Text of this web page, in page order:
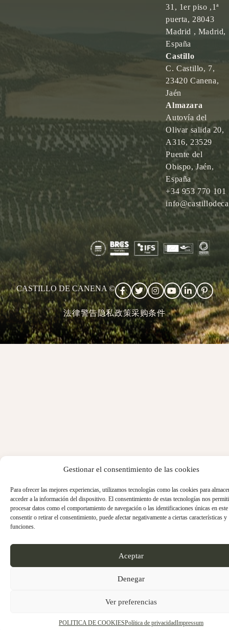
Gestionar el consentimiento de las cookies
Para ofrecer las mejores experiencias, utilizamos tecnologías como las cookies para
acceder a la información del dispositivo. El consentimiento de estas tecnologías nos
procesar datos como el comportamiento de navegación o las identificaciones únicas en
consentir o retirar el consentimiento, puede afectar negativamente a ciertas características y
funciones.
Aceptar
Denegar
Ver preferencias
POLITICA DE COOKIESPolítica de privacidadImpressum
31, 1er piso ,1ª
puerta, 28043
Madrid , Madrid,
España
Castillo
C. Castillo, 7,
23420 Canena,
Jaén
Almazara
Autovía del
Olivar salida 20,
A316, 23529
Puente del
Obispo, Jaén,
España
+34 953 770 101
CASTILLO DE CANENA ©
法律警告隐私政策采购条件